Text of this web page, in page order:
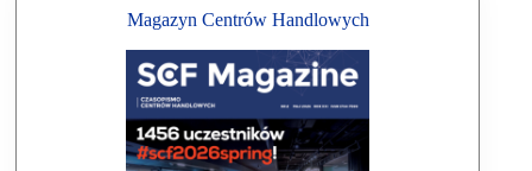
Magazyn Centrów Handlowych